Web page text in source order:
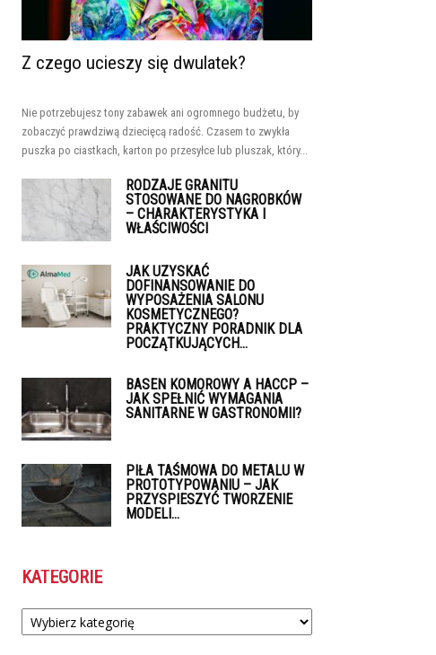
Z czego ucieszy się dwulatek?
Nie potrzebujesz tony zabawek ani ogromnego budżetu, by
zobaczyć prawdziwą dziecięcą radość. Czasem to zwykła
puszka po ciastkach, karton po przesyłce lub pluszak, który...
RODZAJE GRANITU
STOSOWANE DO NAGROBKÓW
– CHARAKTERYSTYKA I
WŁAŚCIWOŚCI
JAK UZYSKAĆ
DOFINANSOWANIE DO
WYPOSAŻENIA SALONU
KOSMETYCZNEGO?
PRAKTYCZNY PORADNIK DLA
POCZĄTKUJĄCYCH...
BASEN KOMOROWY A HACCP –
JAK SPEŁNIĆ WYMAGANIA
SANITARNE W GASTRONOMII?
PIŁA TAŚMOWA DO METALU W
PROTOTYPOWANIU – JAK
PRZYSPIESZYĆ TWORZENIE
MODELI...
KATEGORIE
Kategorie